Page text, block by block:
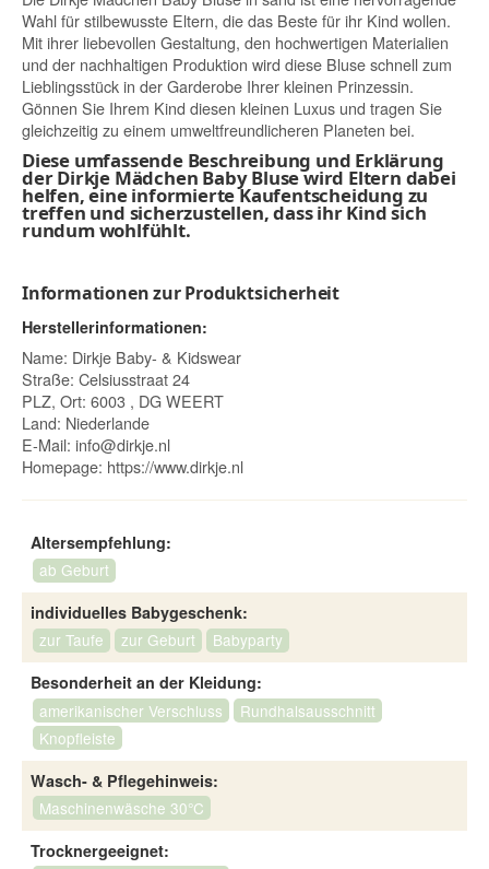
Wahl für stilbewusste Eltern, die das Beste für ihr Kind wollen.
Mit ihrer liebevollen Gestaltung, den hochwertigen Materialien
und der nachhaltigen Produktion wird diese Bluse schnell zum
Lieblingsstück in der Garderobe Ihrer kleinen Prinzessin.
Gönnen Sie Ihrem Kind diesen kleinen Luxus und tragen Sie
gleichzeitig zu einem umweltfreundlicheren Planeten bei.
Diese umfassende Beschreibung und Erklärung
der Dirkje Mädchen Baby Bluse wird Eltern dabei
helfen, eine informierte Kaufentscheidung zu
treffen und sicherzustellen, dass ihr Kind sich
rundum wohlfühlt.
Informationen zur Produktsicherheit
Herstellerinformationen:
Name: Dirkje Baby- & Kidswear
Straße: Celsiusstraat 24
PLZ, Ort: 6003 , DG WEERT
Land: Niederlande
E-Mail: info@dirkje.nl
Homepage: https://www.dirkje.nl
Altersempfehlung:
ab Geburt
individuelles Babygeschenk:
zur Taufe
zur Geburt
Babyparty
Besonderheit an der Kleidung:
amerikanischer Verschluss
Rundhalsausschnitt
Knopfleiste
Wasch- & Pflegehinweis:
Maschinenwäsche 30°C
Trocknergeeignet: